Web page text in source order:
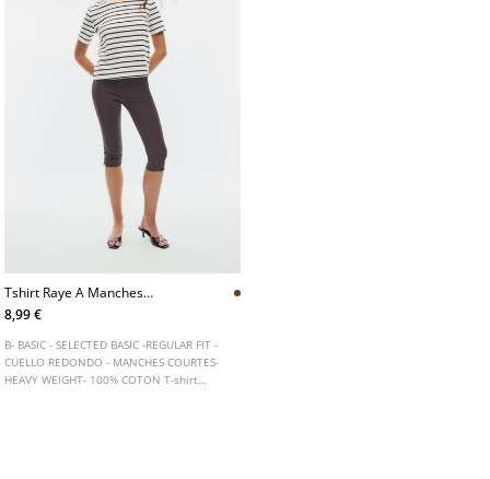
Tshirt Raye A Manches
Courtes
8,99 €
B- BASIC - SELECTED BASIC -REGULAR FIT -
CUELLO REDONDO - MANCHES COURTES-
HEAVY WEIGHT- 100% COTON T-shirt